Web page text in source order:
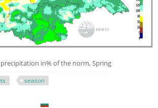
in% of the norm, Spring
season